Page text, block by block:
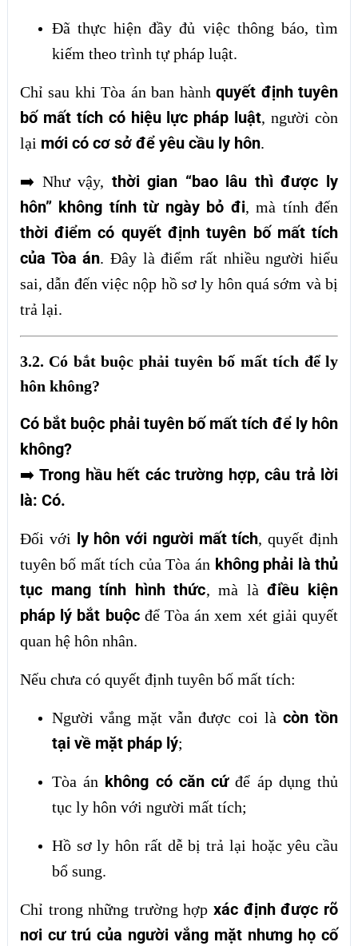
Đã thực hiện đầy đủ việc thông báo, tìm
kiếm theo trình tự pháp luật.
Chỉ sau khi Tòa án ban hànhquyết định tuyên
bố mất tích có hiệu lực pháp luật, người còn
lại mới có cơ sở để yêu cầu ly hôn.
➡️ Như vậy, thời gian “bao lâu thì được ly
hôn” không tính từ ngày bỏ đi, mà tính đến
thời điểm có quyết định tuyên bố mất tích
của Tòa án. Đây là điểm rất nhiều người hiểu
sai, dẫn đến việc nộp hồ sơ ly hôn quá sớm và bị
trả lại.
3.2. Có bắt buộc phải tuyên bố mất tích để ly
hôn không?
Có bắt buộc phải tuyên bố mất tích để ly hôn
không?
➡️ Trong hầu hết các trường hợp, câu trả lời
là: Có.
Đối với ly hôn với người mất tích, quyết định
tuyên bố mất tích của Tòa án không phải là thủ
tục mang tính hình thức, mà làđiều kiện
pháp lý bắt buộcđể Tòa án xem xét giải quyết
quan hệ hôn nhân.
Nếu chưa có quyết định tuyên bố mất tích:
Người vắng mặt vẫn được coi là còn tồn
tại về mặt pháp lý;
Tòa án không có căn cứđể áp dụng thủ
tục ly hôn với người mất tích;
Hồ sơ ly hôn rất dễ bị trả lại hoặc yêu cầu
bổ sung.
Chỉ trong những trường hợpxác định được rõ
nơi cư trú của người vắng mặt nhưng họ cố